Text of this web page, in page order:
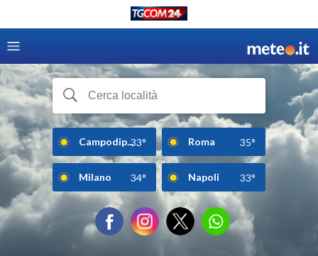
Campodip...33° Roma 35°
Milano 34° Napoli 33°